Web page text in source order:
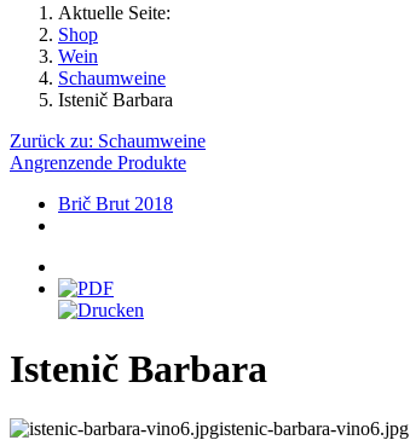
Aktuelle Seite:
Shop
Wein
Schaumweine
Istenič Barbara
Zurück zu: Schaumweine
Angrenzende Produkte
Brič Brut 2018
Istenič Barbara
istenic-barbara-vino6.jpg